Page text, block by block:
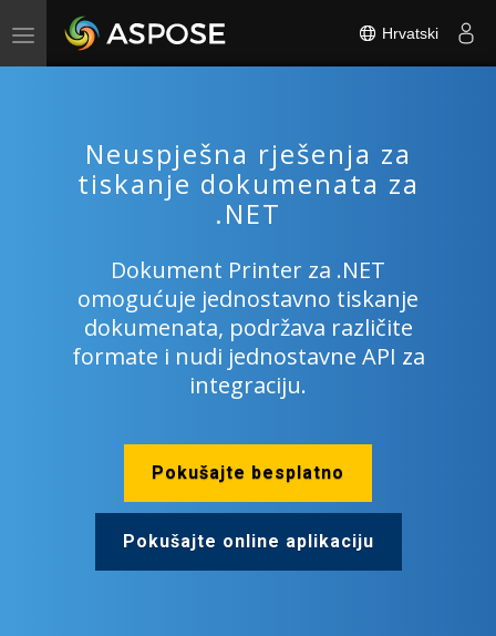
Toggle
Hrvatski
Neuspješna rješenja za
tiskanje dokumenata za
.NET
Dokument Printer za .NET
omogućuje jednostavno tiskanje
dokumenata, podržava različite
formate i nudi jednostavne API za
integraciju.
Pokušajte besplatno
Pokušajte online aplikaciju